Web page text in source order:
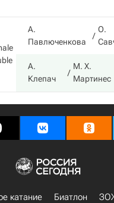
А.
Павлюченкова
О.
А.
Клепач
М. Х.
Мартинес
катание Биатлон